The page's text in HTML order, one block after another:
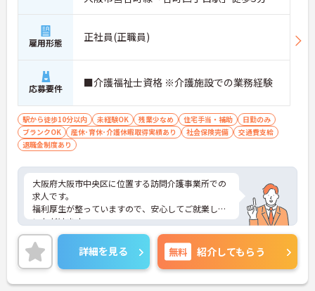
雇用形態 正社員(正職員)
応募要件 ■介護福祉士資格 ※介護施設での業務経験
駅から徒歩10分以内 未経験OK 残業少なめ 住宅手当・補助
日勤のみ
ブランクOK
産休･育休･介護休暇取得実績あり 社会保険完備
交通費支給
退職金制度あり
大阪府大阪市中央区に位置する訪問介護事業所での
求人です。
福利厚生が整っていますので、安心してご就業して
いただけます。
残業はほぼないので、プライベートとの予定が立て
やすいです。
経験の浅い方、ブランクのある方も安心してお仕事
を始めていただける環境です♪
ご興味のある方には、面接対策ポイントなど、さら
詳細を見る 無料 紹介してもらう